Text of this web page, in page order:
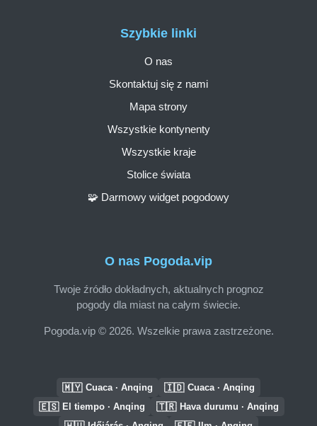
O nas Pogoda.vip
Twoje źródło dokładnych, aktualnych prognoz
pogody dla miast na całym świecie.
Pogoda.vip © 2026. Wszelkie prawa zastrzeżone.
Szybkie linki
O nas
Skontaktuj się z nami
Mapa strony
Wszystkie kontynenty
Wszystkie kraje
Stolice świata
🧩 Darmowy widget pogodowy
🇲🇾 Cuaca · Anqing 🇮🇩 Cuaca · Anqing
🇪🇸 El tiempo · Anqing 🇹🇷 Hava durumu · Anqing